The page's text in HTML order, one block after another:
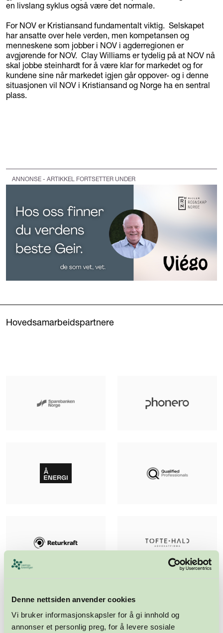
Denne nettsiden anvender cookies
Vi bruker informasjonskapsler for å gi innhold og
annonser et personlig preg, for å levere sosiale
en livslang syklus også være det normale.
For NOV er Kristiansand fundamentalt viktig. Selskapet
har ansatte over hele verden, men kompetansen og
menneskene som jobber i NOV i agderregionen er
avgjørende for NOV. Clay Williams er tydelig på at NOV nå
skal jobbe steinhardt for å være klar for markedet og for
kundene sine når markedet igjen går oppover- og i denne
situasjonen vil NOV i Kristiansand og Norge ha en sentral
plass.
ANNONSE - ARTIKKEL FORTSETTER UNDER
Hovedsamarbeidspartnere